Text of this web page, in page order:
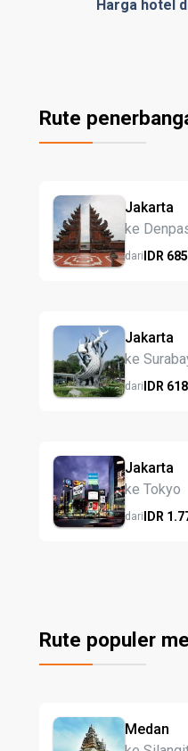
Harga hotel
Rute
Jakarta
ke
dariIDR
Jakarta
ke
dariIDR
Jakarta
ke Tokyo
dariIDR
Rute populer
Medan